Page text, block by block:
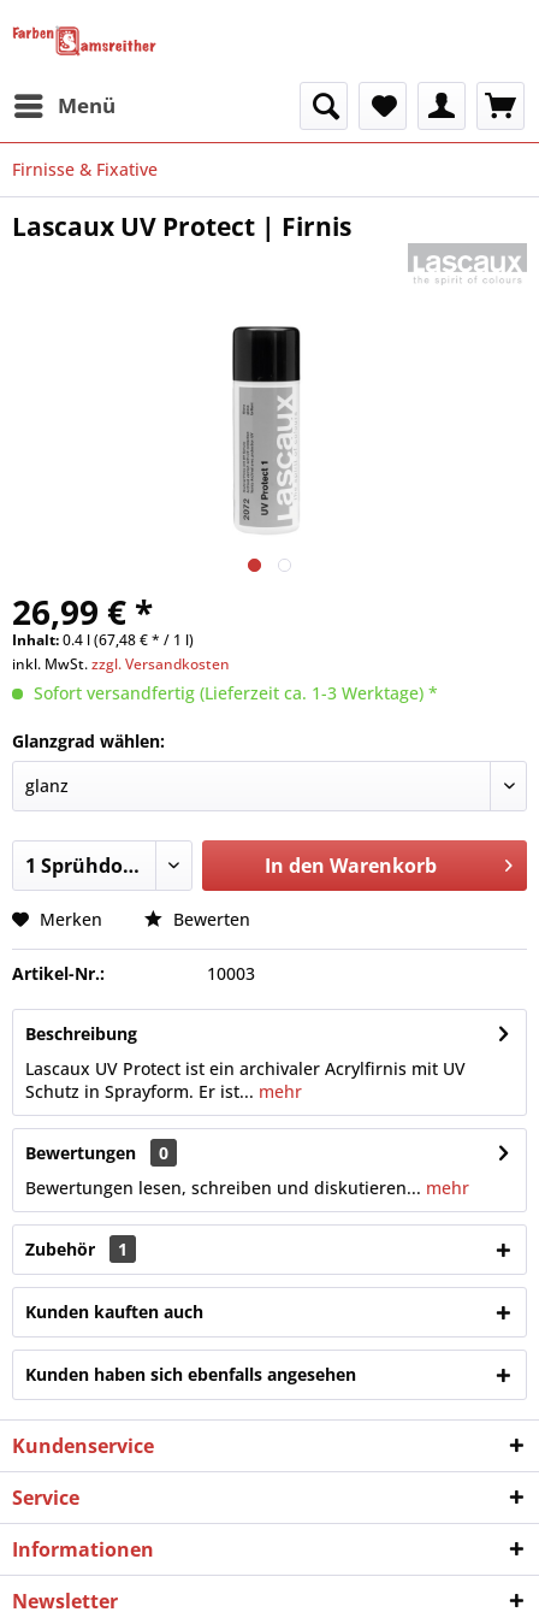
Menü
Firnisse & Fixative
Lascaux UV Protect | Firnis
26,99 € *
Inhalt:0.4 l (67,48 € * / 1 l)
inkl. MwSt.zzgl. Versandkosten
Sofort versandfertig (Lieferzeit ca. 1-3 Werktage) *
Glanzgrad wählen:
In den Warenkorb
Merken Bewerten
Artikel-Nr.: 10003
Beschreibung
Lascaux UV Protect ist ein archivaler Acrylfirnis mit UV
Schutz in Sprayform. Er ist... mehr
Bewertungen
0
Bewertungen lesen, schreiben und diskutieren... mehr
Zubehör 1
Kunden kauften auch
Kunden haben sich ebenfalls angesehen
Kundenservice
Service
Informationen
Newsletter